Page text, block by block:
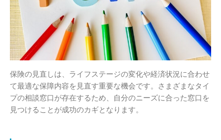
保険の見直しは、ライフステージの変化や経済状況に合わせ
て最適な保障内容を見直す重要な機会です。さまざまなタイ
プの相談窓口が存在するため、自分のニーズに合った窓口を
見つけることが成功のカギとなります。